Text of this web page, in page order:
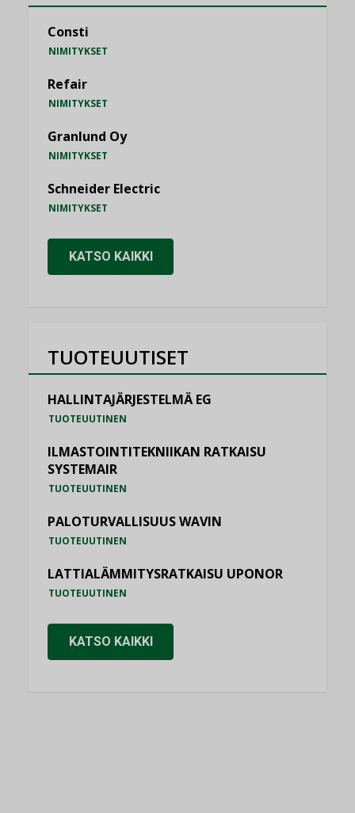
Consti
NIMITYKSET
Refair
NIMITYKSET
Granlund Oy
NIMITYKSET
Schneider Electric
NIMITYKSET
KATSO KAIKKI
TUOTEUUTISET
HALLINTAJÄRJESTELMÄ EG
TUOTEUUTINEN
ILMASTOINTITEKNIIKAN RATKAISU
SYSTEMAIR
TUOTEUUTINEN
PALOTURVALLISUUS WAVIN
TUOTEUUTINEN
LATTIALÄMMITYSRATKAISU UPONOR
TUOTEUUTINEN
KATSO KAIKKI